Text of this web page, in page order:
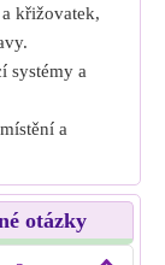
křižovatek,
systémy a
a
otázky